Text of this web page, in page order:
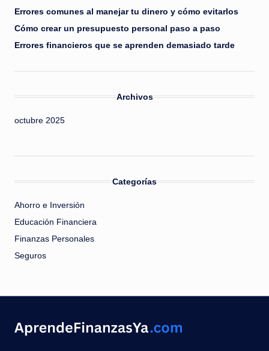
Errores comunes al manejar tu dinero y cómo evitarlos
Cómo crear un presupuesto personal paso a paso
Errores financieros que se aprenden demasiado tarde
Archivos
octubre 2025
Categorías
Ahorro e Inversión
Educación Financiera
Finanzas Personales
Seguros